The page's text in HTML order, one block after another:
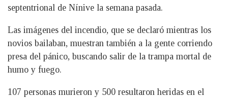
septentrional de Nínive la semana pasada.
Las imágenes del incendio, que se declaró mientras los
novios bailaban, muestran también a la gente corriendo
presa del pánico, buscando salir de la trampa mortal de
humo y fuego.
107 personas murieron y 500 resultaron heridas en el